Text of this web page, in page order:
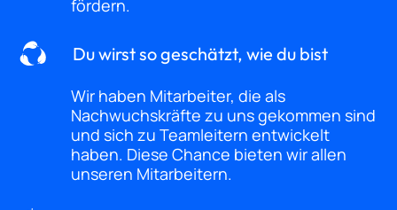
fördern.
Du wirst so geschätzt, wie du bist
Wir haben Mitarbeiter, die als
Nachwuchskräfte zu uns gekommen sind
und sich zu Teamleitern entwickelt
haben. Diese Chance bieten wir allen
unseren Mitarbeitern.